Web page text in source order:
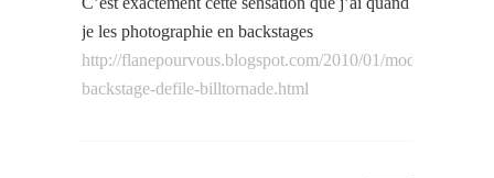
je les photographie en backstages
http://flanepourvous.blogspot.com/2010/01/mode-
backstage-defile-billtornade.html